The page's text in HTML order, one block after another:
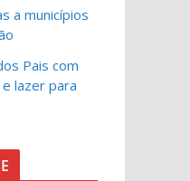
a municípios
Pais com
lazer para